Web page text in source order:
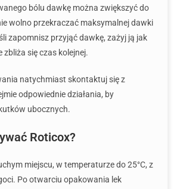
bólu dawkę można zwiększyć do
wolno przekraczać maksymalnej dawki
zapomnisz przyjąć dawkę, zażyj ją jak
zbliża się czas kolejnej.
natychmiast skontaktuj się z
odpowiednie działania, by
ubocznych.
Roticox?
miejscu, w temperaturze do 25°C, z
Po otwarciu opakowania lek